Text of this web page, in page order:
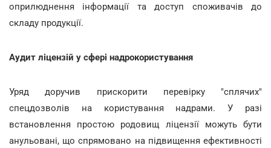
оприлюднення інформації та доступ споживачів до
складу продукції.
Аудит ліцензій у сфері надрокористування
Уряд доручив прискорити перевірку "сплячих"
спецдозволів на користування надрами. У разі
встановлення простою родовищ ліцензії можуть бути
анульовані, що спрямовано на підвищення ефективності